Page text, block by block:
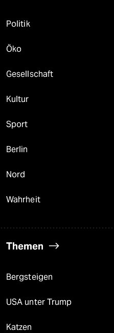
Politik
Öko
Gesellschaft
Kultur
Sport
Berlin
Nord
Wahrheit
Themen
Bergsteigen
USA unter Trump
Katzen